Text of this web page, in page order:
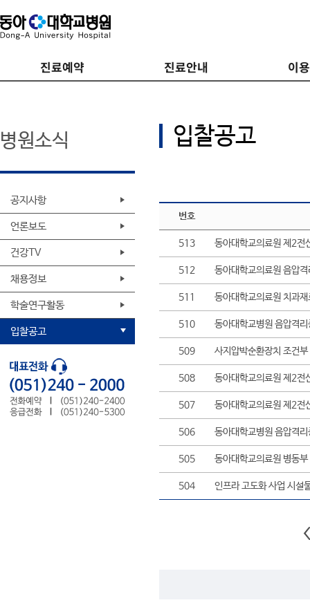
진료예약 진료안내 이
병원소식
공지사항
언론보도
건강TV
채용정보
학술연구활동
입찰공고
입찰공고
번호
513 동아대학교의료원 제2전
512 동아대학교의료원 음압
511 동아대학교의료원 치과
510 동아대학교병원 음압격
509 사지압박순환장치 조건
508 동아대학교의료원 제2전
507 동아대학교의료원 제2전
506 동아대학교병원 음압격
505 동아대학교의료원 병동
504 인프라 고도화 사업 시설